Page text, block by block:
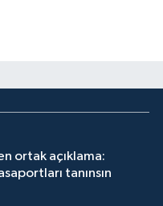
ortak açıklama:
tanınsın